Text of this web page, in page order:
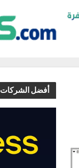
أفضل الشركات